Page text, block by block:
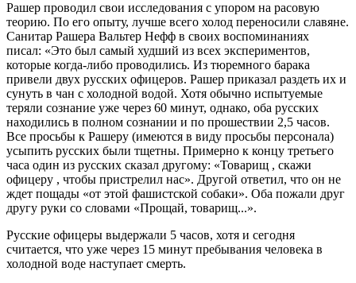
Рашер проводил свои исследования с упором на расовую
теорию. По его опыту, лучше всего холод переносили славяне.
Санитар Рашера Вальтер Нефф в своих воспоминаниях
писал: «Это был самый худший из всех экспериментов,
которые когда-либо проводились. Из тюремного барака
привели двух русских офицеров. Рашер приказал раздеть их и
сунуть в чан с холодной водой. Хотя обычно испытуемые
теряли сознание уже через 60 минут, однако, оба русских
находились в полном сознании и по прошествии 2,5 часов.
Все просьбы к Рашеру (имеются в виду просьбы персонала)
усыпить русских были тщетны. Примерно к концу третьего
часа один из русских сказал другому: «Товарищ , скажи
офицеру , чтобы пристрелил нас». Другой ответил, что он не
ждет пощады «от этой фашистской собаки». Оба пожали друг
другу руки со словами «Прощай, товарищ...».
Русские офицеры выдержали 5 часов, хотя и сегодня
считается, что уже через 15 минут пребывания человека в
холодной воде наступает смерть.